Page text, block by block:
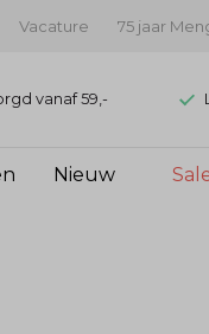
Vacature 75 jaar
vanaf 59,-
Nieuw